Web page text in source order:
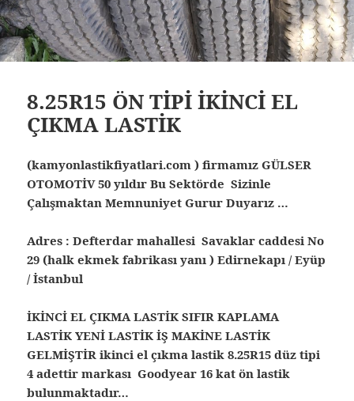
8.25R15 ÖN TİPİ İKİNCİ EL
ÇIKMA LASTİK
(kamyonlastikfiyatlari.com ) firmamız GÜLSER
OTOMOTİV 50 yıldır Bu Sektörde Sizinle
Çalışmaktan Memnuniyet Gurur Duyarız …
Adres : Defterdar mahallesi Savaklar caddesi No
29 (halk ekmek fabrikası yanı ) Edirnekapı / Eyüp
/ İstanbul
İKİNCİ EL ÇIKMA LASTİK SIFIR KAPLAMA
LASTİK YENİ LASTİK İŞ MAKİNE LASTİK
GELMİŞTİR ikinci el çıkma lastik 8.25R15 düz tipi
4 adettir markası Goodyear 16 kat ön lastik
bulunmaktadır…